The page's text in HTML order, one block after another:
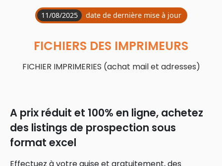
11/08/2025 date de dernière mise à jour
FICHIERS DES IMPRIMEURS
FICHIER IMPRIMERIES (achat mail et adresses)
A prix réduit et 100% en ligne, achetez
des listings de prospection sous
format excel